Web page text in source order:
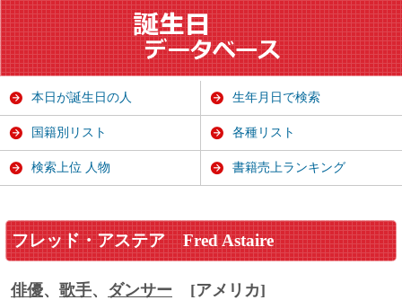
フレッド・アステア Fred Astaire
俳優、 歌手、 ダンサー
[アメリカ]
本日が誕生日の人 生年月日で検索
国籍別リスト 各種リスト
検索上位 人物 書籍売上ランキング